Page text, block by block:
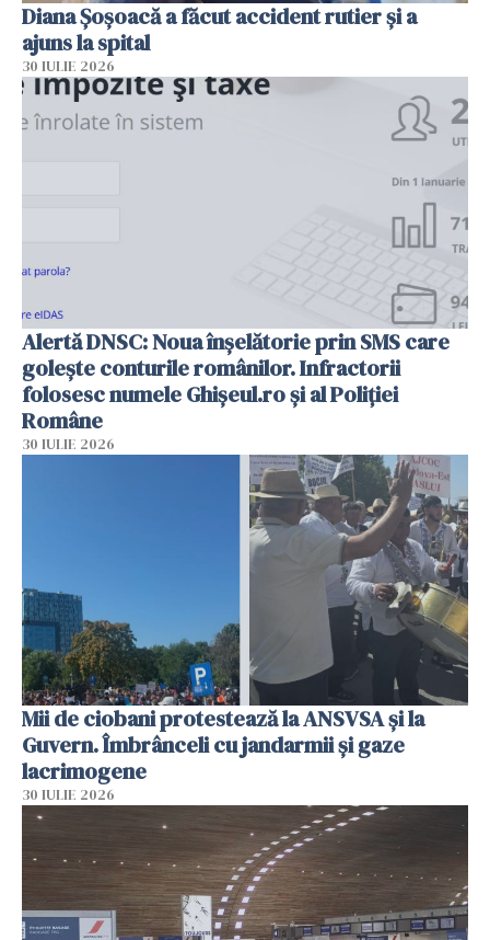
Diana Șoșoacă a făcut accident rutier și a
ajuns la spital
30 IULIE 2026
Alertă DNSC: Noua înșelătorie prin SMS care
golește conturile românilor. Infractorii
folosesc numele Ghișeul.ro și al Poliției
Române
30 IULIE 2026
Mii de ciobani protestează la ANSVSA și la
Guvern. Îmbrânceli cu jandarmii și gaze
lacrimogene
30 IULIE 2026